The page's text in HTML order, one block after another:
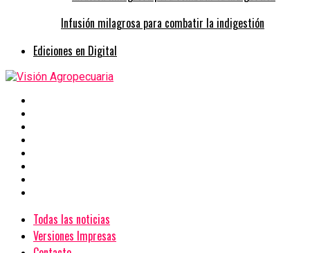
Infusión milagrosa para combatir la indigestión
Ediciones en Digital
Todas las noticias
Versiones Impresas